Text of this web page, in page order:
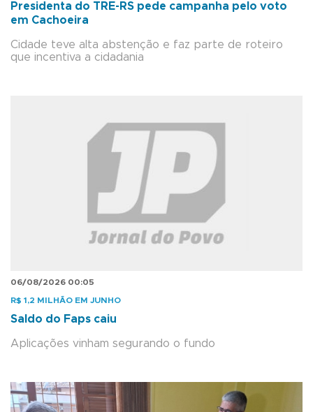
Presidenta do TRE-RS pede campanha pelo voto
em Cachoeira
Cidade teve alta abstenção e faz parte de roteiro
que incentiva a cidadania
06/08/2026 00:05
R$ 1,2 MILHÃO EM JUNHO
Saldo do Faps caiu
Aplicações vinham segurando o fundo